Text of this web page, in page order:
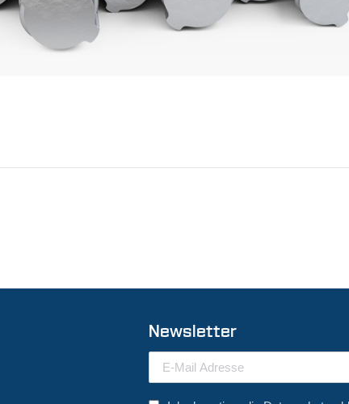
Newsletter